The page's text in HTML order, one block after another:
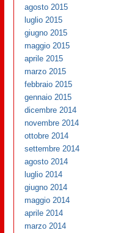
agosto 2015
luglio 2015
giugno 2015
maggio 2015
aprile 2015
marzo 2015
febbraio 2015
gennaio 2015
dicembre 2014
novembre 2014
ottobre 2014
settembre 2014
agosto 2014
luglio 2014
giugno 2014
maggio 2014
aprile 2014
marzo 2014